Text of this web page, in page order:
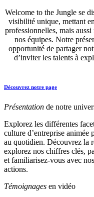
Welcome to the Jungle se
visibilité unique, mettant
professionnelles, mais
nos équipes. Notre
opportunité de partager
d’inviter les talents à
Découvrez notre page
Présentation de notre
Explorez les différentes
culture d’entreprise animée
au quotidien. Découvrez la
explorez nos chiffres clés,
et familiarisez-vous avec
actions.
Témoignages en vidéo